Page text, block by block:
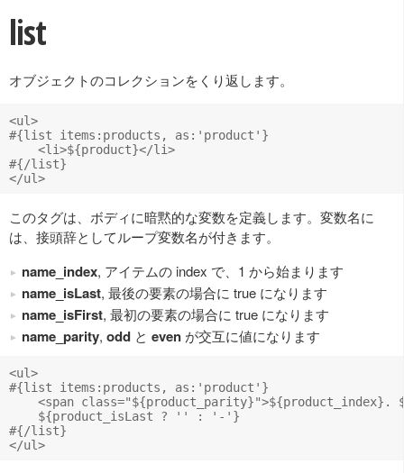
list
オブジェクトのコレクションをくり返します。
<ul>
#{list items:products, as:'product'}
    <li>${product}</li>
#{/list}
このタグは、ボディに暗黙的な変数を定義します。変数名に
は、接頭辞としてループ変数名が付きます。
name_index, アイテムの index で、1 から始まります
name_isLast, 最後の要素の場合に true になります
name_isFirst, 最初の要素の場合に true になります
name_parity, odd と even が交互に値になります
<ul>
#{list items:products, as:'product'}
<span class="${product_parity}">${product_index}.
    ${product_isLast ? '' : '-'}
#{/list}